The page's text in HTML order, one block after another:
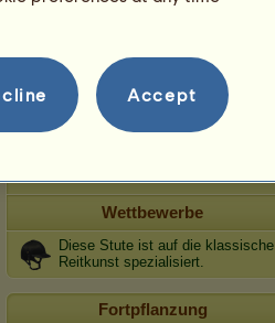
Dressur
Galopp
Trab
Wettbewerbe
Diese Stute ist auf die klassische
Reitkunst spezialisiert.
Fortpflanzung
Accept